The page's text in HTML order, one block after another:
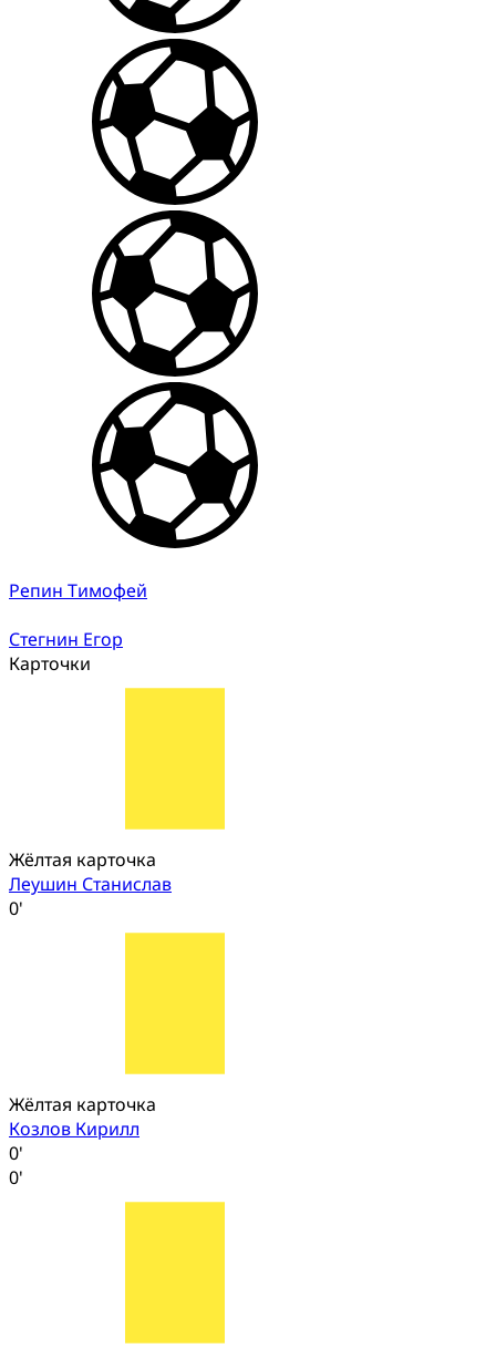
Репин Тимофей
Стегнин Егор
Карточки
Жёлтая карточка
Леушин Станислав
0'
Жёлтая карточка
Козлов Кирилл
0'
0'